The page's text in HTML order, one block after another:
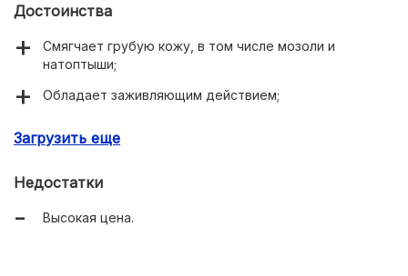
Достоинства
Смягчает грубую кожу, в том числе мозоли и
натоптыши;
Обладает заживляющим действием;
Загрузить еще
Недостатки
Высокая цена.